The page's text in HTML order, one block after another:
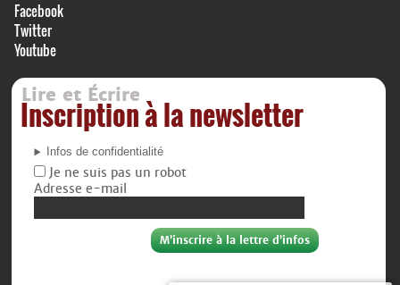
Facebook
Twitter
Youtube
Lire et Écrire
Inscription à la newsletter
Infos de confidentialité
Je ne suis pas un robot
Adresse e-mail